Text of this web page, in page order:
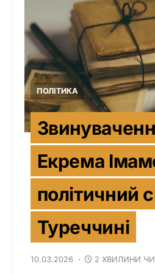
ПОЛІТИКА
Екрема
політичний
Туреччині
10.03.2026 2 ХВИЛИНИ